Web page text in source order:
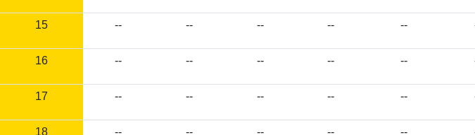
15 -- -- -- -- --
16 -- -- -- -- --
17 -- -- -- -- --
18 -- -- -- -- --